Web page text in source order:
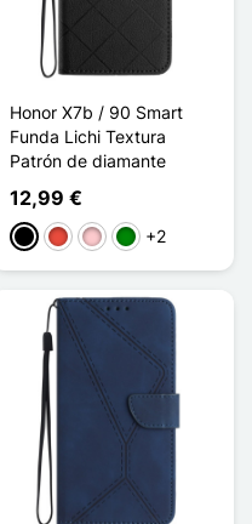
Honor X7b / 90 Smart
Funda Lichi Textura
Patrón de diamante
12,99 €
NegroRojoRosaVerde
+2